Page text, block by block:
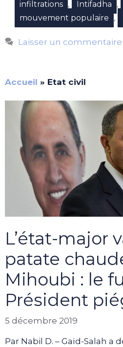
infiltrations , Intifadha ,
mouvement populaire ,
Laisser un commentaire
Accueil » Etat civil
L’état-major
patate
Mihoubi : le
Président
5 décembre 2019
Par Nabil D. – Gaïd-Salah a